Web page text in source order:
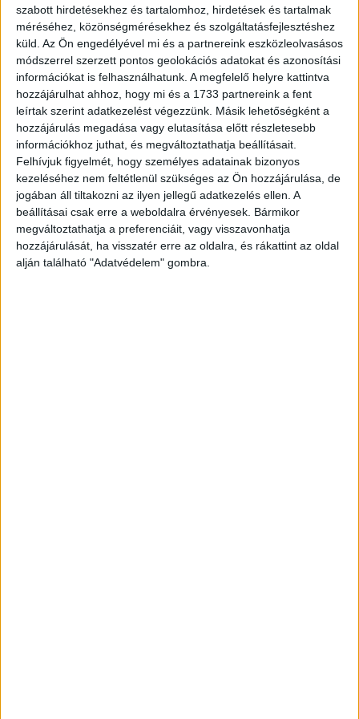
szabott hirdetésekhez és tartalomhoz, hirdetések és tartalmak
méréséhez, közönségmérésekhez és szolgáltatásfejlesztéshez
küld. Az Ön engedélyével mi és a partnereink eszközleolvasásos
módszerrel szerzett pontos geolokációs adatokat és azonosítási
információkat is felhasználhatunk. A megfelelő helyre kattintva
hozzájárulhat ahhoz, hogy mi és a 1733 partnereink a fent
leírtak szerint adatkezelést végezzünk. Másik lehetőségként a
hozzájárulás megadása vagy elutasítása előtt részletesebb
információkhoz juthat, és megváltoztathatja beállításait.
Felhívjuk figyelmét, hogy személyes adatainak bizonyos
kezeléséhez nem feltétlenül szükséges az Ön hozzájárulása, de
jogában áll tiltakozni az ilyen jellegű adatkezelés ellen. A
beállításai csak erre a weboldalra érvényesek. Bármikor
megváltoztathatja a preferenciáit, vagy visszavonhatja
hozzájárulását, ha visszatér erre az oldalra, és rákattint az oldal
alján található "Adatvédelem" gombra.
amivel szembenézünk. Csapatunk keményen dolgozott
azon, hogy tető alá hozza a megújulóenergia-
szerződéseket telephelyeink számára mind az öt
kontinensen, még közelebb hozva a 100 százalékig
megújuló energiára való áttérés megvalósítását.
Természetesen még sok munka áll előttünk, ám reméljük,
hogy a mostani bejelentésünk másutt is ösztönzi majd
további lépések megtételét, illetve segít azt bizonyítani,
hogy lehetséges küzdeni a klímaváltozási krízis ellen és
a globális felmelegedést 1,5 Celsius fokon belül tartani. A
megújulók igenis járható utat jelentenek” – mondta Marc
Engel, az Unilever beszerzési igazgatója.
A vállalat hétfői bejelentése azt megelőzően érkezett,